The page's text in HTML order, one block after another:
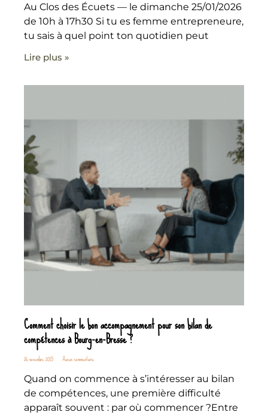
Au Clos des Écuets — le dimanche 25/01/2026
de 10h à 17h30 Si tu es femme entrepreneure,
tu sais à quel point ton quotidien peut
Lire plus »
Comment choisir le bon accompagnement pour son bilan de
compétences à Bourg-en-Bresse ?
26 novembre 2025 Aucun commentaire
Quand on commence à s’intéresser au bilan
de compétences, une première difficulté
apparaît souvent : par où commencer ?Entre